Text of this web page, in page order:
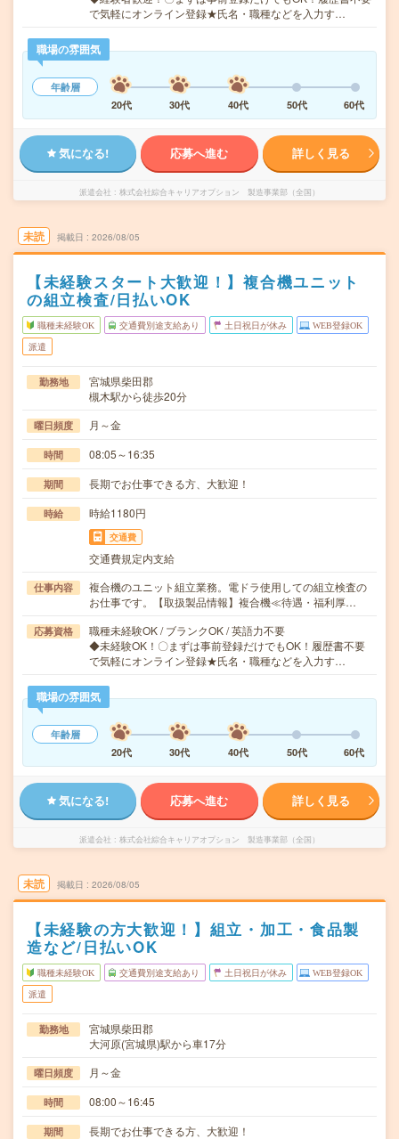
で気軽にオンライン登録★氏名・職種などを入力す…
職場の雰囲気
年齢層
20代
30代 40代 50代 60代
気になる! 応募へ進む 詳しく見る
派遣会社 株式会社綜合キャリアオプション 製造事業部（全国）
未読 掲載日 2026/08/05
【未経験スタート大歓迎！】複合機ユニット
の組立検査/日払いOK
職種未経験OK 交通費別途支給あり 土日祝日が休み WEB登録OK
派遣
勤務地
宮城県柴田郡
槻木駅から徒歩20分
曜日頻度 月～金
時間 08:05～16:35
期間 長期でお仕事できる方、大歓迎！
時給 時給1180円
交通費
交通費規定内支給
仕事内容
複合機のユニット組立業務。電ドラ使用しての組立検査の
お仕事です。【取扱製品情報】複合機≪待遇・福利厚…
応募資格
職種未経験OK / ブランクOK / 英語力不要
◆未経験OK！〇まずは事前登録だけでもOK！履歴書不要
で気軽にオンライン登録★氏名・職種などを入力す…
職場の雰囲気
年齢層
20代
30代 40代 50代 60代
気になる! 応募へ進む 詳しく見る
派遣会社 株式会社綜合キャリアオプション 製造事業部（全国）
未読 掲載日 2026/08/05
【未経験の方大歓迎！】組立・加工・食品製
造など/日払いOK
職種未経験OK 交通費別途支給あり 土日祝日が休み WEB登録OK
派遣
勤務地
宮城県柴田郡
大河原(宮城県)駅から車17分
曜日頻度 月～金
時間 08:00～16:45
期間 長期でお仕事できる方、大歓迎！